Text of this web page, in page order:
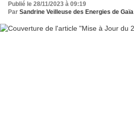
Publié le 28/11/2023 à 09:19
Par Sandrine Veilleuse des Energies de Gaïa